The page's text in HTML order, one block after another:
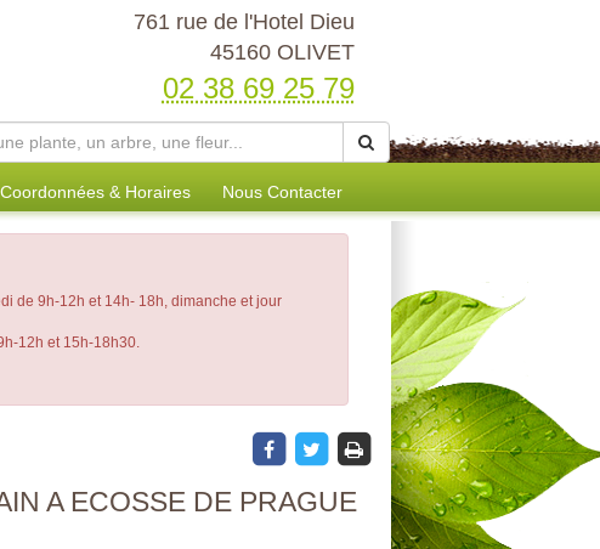
761 rue de l'Hotel Dieu
45160 OLIVET
02 38 69 25 79
Coordonnées & Horaires Nous Contacter
de 9h-12h et 14h- 18h, dimanche et jour
12h et 15h-18h30.
A ECOSSE DE PRAGUE